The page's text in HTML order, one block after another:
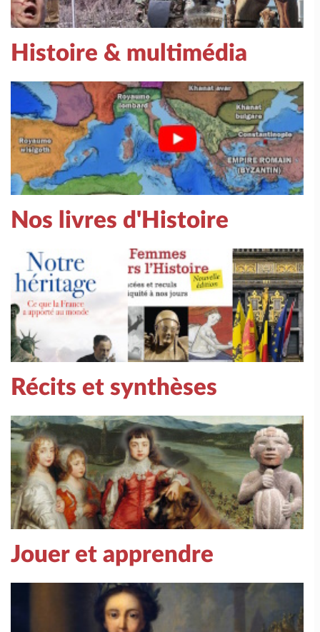
Histoire & multimédia
Nos livres d'Histoire
Récits et synthèses
Jouer et apprendre